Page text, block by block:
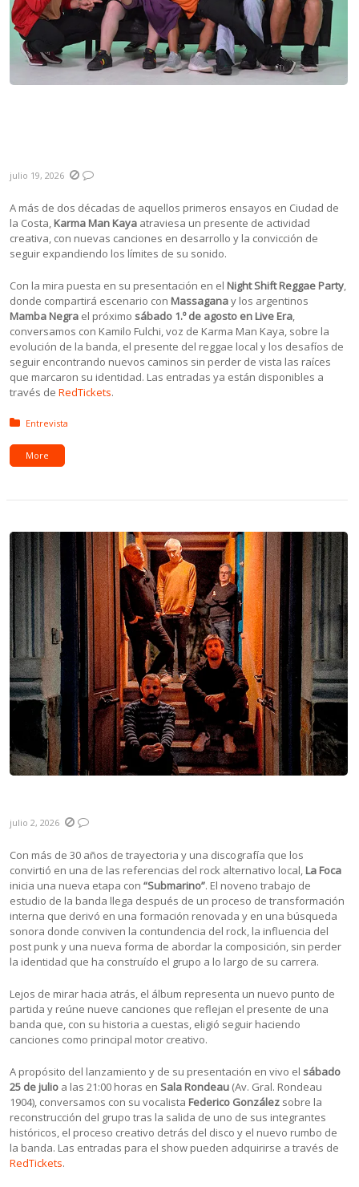
julio 19, 2026
A más de dos décadas de aquellos primeros ensayos en Ciudad de
la Costa, Karma Man Kaya atraviesa un presente de actividad
creativa, con nuevas canciones en desarrollo y la convicción de
seguir expandiendo los límites de su sonido.
Con la mira puesta en su presentación en el Night Shift Reggae Party,
donde compartirá escenario con Massaganay los argentinos
Mamba Negra el próximo sábado 1.º de agosto en Live Era,
conversamos con Kamilo Fulchi, voz de Karma Man Kaya, sobre la
evolución de la banda, el presente del reggae local y los desafíos de
seguir encontrando nuevos caminos sin perder de vista las raíces
que marcaron su identidad. Las entradas ya están disponibles a
través deRedTickets.
Posted in:
Entrevista
More
julio 2, 2026
Con más de 30 años de trayectoria y una discografía que los
convirtió en una de las referencias del rock alternativo local, La Foca
inicia una nueva etapa con“Submarino”. El noveno trabajo de
estudio de la banda llega después de un proceso de transformación
interna que derivó en una formación renovada y en una búsqueda
sonora donde conviven la contundencia del rock, la influencia del
post punk y una nueva forma de abordar la composición, sin perder
la identidad que ha construído el grupo a lo largo de su carrera.
Lejos de mirar hacia atrás, el álbum representa un nuevo punto de
partida y reúne nueve canciones que reflejan el presente de una
banda que, con su historia a cuestas, eligió seguir haciendo
canciones como principal motor creativo.
A propósito del lanzamiento y de su presentación en vivo el sábado
25 de julio a las 21:00 horas en Sala Rondeau (Av. Gral. Rondeau
1904), conversamos con su vocalista Federico González sobre la
reconstrucción del grupo tras la salida de uno de sus integrantes
históricos, el proceso creativo detrás del disco y el nuevo rumbo de
la banda. Las entradas para el show pueden adquirirse a través de
RedTickets.